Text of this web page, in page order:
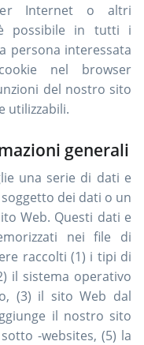
Internet o altri
possibile in tutti i
persona interessata
nel browser
del nostro sito
utilizzabili.
generali
una serie di dati e
dei dati o un
Web. Questi dati e
nei file di
raccolti (1) i tipi di
il sistema operativo
(3) il sito Web dal
il nostro sito
-websites, (5) la